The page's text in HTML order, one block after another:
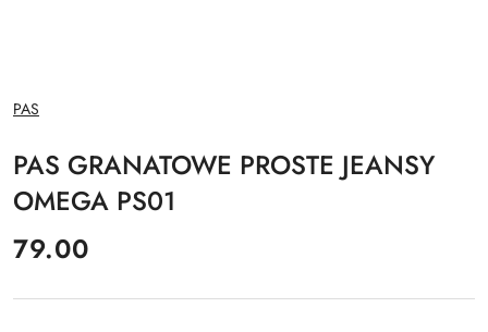
NAZWA
PRODUCENTA:
PAS
PAS GRANATOWE PROSTE JEANSY
OMEGA PS01
cena:
79.00